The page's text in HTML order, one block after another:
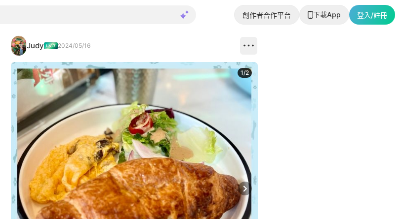
創作者合作平台 下載App 登入/註冊
Judy 2024/05/16
Next slide
1/2